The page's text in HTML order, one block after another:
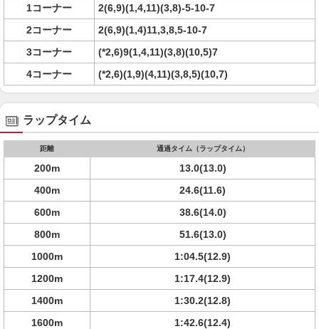
1コーナー
2(6,9)(1,4,11)(3,8)-5-10-7
2コーナー
2(6,9)(1,4)11,3,8,5-10-7
3コーナー
(*2,6)9(1,4,11)(3,8)(10,5)7
4コーナー
(*2,6)(1,9)(4,11)(3,8,5)(10,7)
ラップタイム
距離 通過タイム（ラップタイム）
200m
13.0(13.0)
400m
24.6(11.6)
600m
38.6(14.0)
800m
51.6(13.0)
1000m
1:04.5(12.9)
1200m
1:17.4(12.9)
1400m
1:30.2(12.8)
1600m
1:42.6(12.4)